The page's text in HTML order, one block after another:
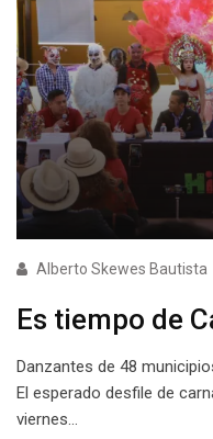
Alberto Skewes Bautista
Es tiempo de
Danzantes de 48
El esperado desfile de
viernes…